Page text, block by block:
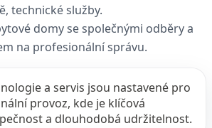
technické služby.
domy se společnými odběry a
na profesionální správu.
a servis jsou nastavené pro
provoz, kde je klíčová
a dlouhodobá udržitelnost.